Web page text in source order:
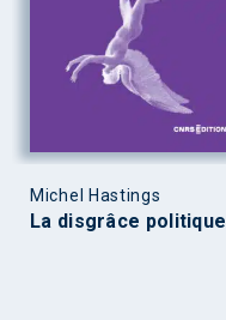
Michel Hastings
La disgrâce politique